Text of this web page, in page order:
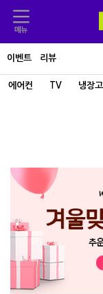
이벤트 리뷰
에어컨 TV 냉장고